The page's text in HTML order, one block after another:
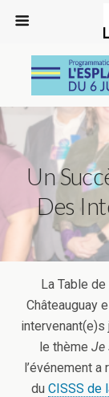
Un
Des
La Table
Châteauguay
intervenant(e)s
le thème Je
l’événement
du CISSS de